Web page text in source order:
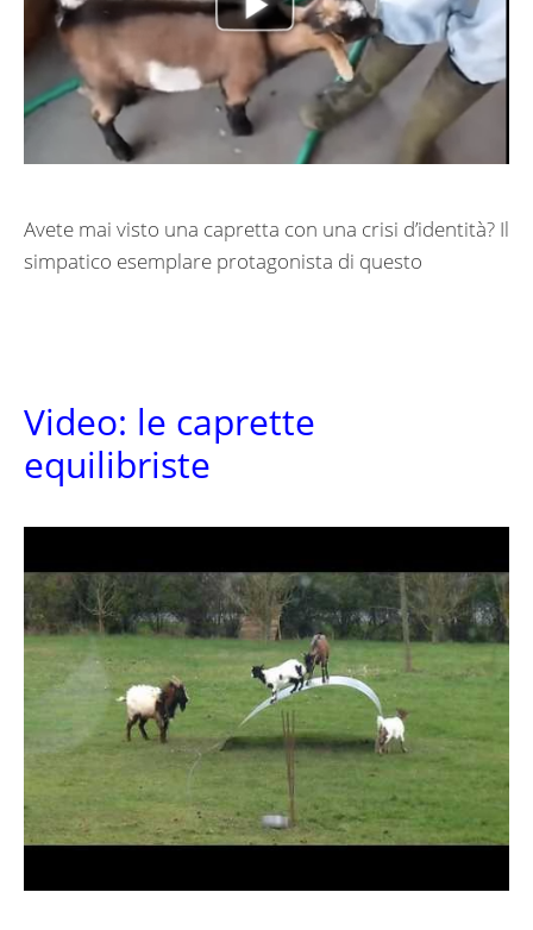
Avete mai visto una capretta con una crisi d’identità? Il
simpatico esemplare protagonista di questo
Video: le caprette
equilibriste